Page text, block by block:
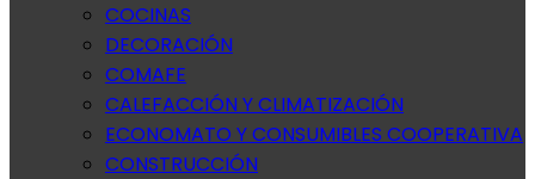
COCINAS
DECORACIÓN
COMAFE
CALEFACCIÓN Y CLIMATIZACIÓN
ECONOMATO Y CONSUMIBLES COOPERATIVA
CONSTRUCCIÓN